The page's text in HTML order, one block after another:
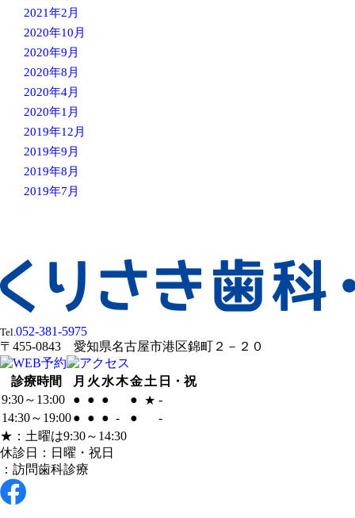
2021年2月
2020年10月
2020年9月
2020年8月
2020年4月
2020年1月
2019年12月
2019年9月
2019年8月
2019年7月
Tel.052-381-5975
〒455-0843 愛知県名古屋市港区錦町２－２０
診療時間 月 火 水木金土 日・祝
9:30～13:00
● ● ● ● ★ -
14:30～19:00● ● ● - ●
-
★：土曜は9:30～14:30
休診日：日曜・祝日
：訪問歯科診療